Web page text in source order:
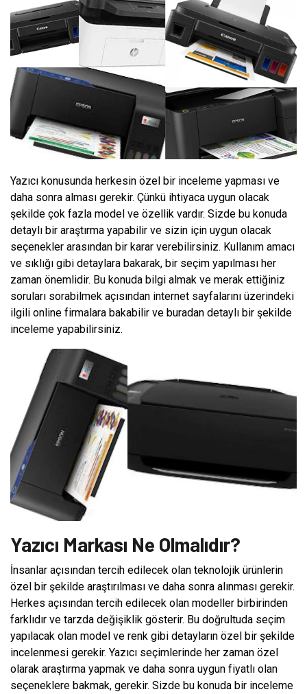
Yazıcı konusunda herkesin özel bir inceleme yapması ve
daha sonra alması gerekir. Çünkü ihtiyaca uygun olacak
şekilde çok fazla model ve özellik vardır. Sizde bu konuda
detaylı bir araştırma yapabilir ve sizin için uygun olacak
seçenekler arasından bir karar verebilirsiniz. Kullanım amacı
ve sıklığı gibi detaylara bakarak, bir seçim yapılması her
zaman önemlidir. Bu konuda bilgi almak ve merak ettiğiniz
soruları sorabilmek açısından internet sayfalarını üzerindeki
ilgili online firmalara bakabilir ve buradan detaylı bir şekilde
inceleme yapabilirsiniz.
Yazıcı Markası Ne Olmalıdır?
İnsanlar açısından tercih edilecek olan teknolojik ürünlerin
özel bir şekilde araştırılması ve daha sonra alınması gerekir.
Herkes açısından tercih edilecek olan modeller birbirinden
farklıdır ve tarzda değişiklik gösterir. Bu doğrultuda seçim
yapılacak olan model ve renk gibi detayların özel bir şekilde
incelenmesi gerekir. Yazıcı seçimlerinde her zaman özel
olarak araştırma yapmak ve daha sonra uygun fiyatlı olan
seçeneklere bakmak, gerekir. Sizde bu konuda bir inceleme